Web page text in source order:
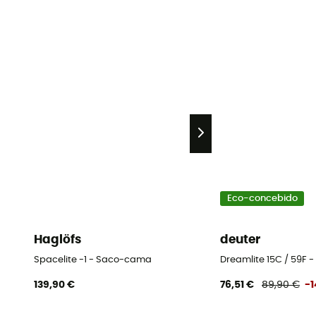
Haglöfs
Spacelite -1 - Saco-cama
139,90 €
Eco-concebido
deuter
Dreamlite 15C / 59F
76,51 € 89,90 € -